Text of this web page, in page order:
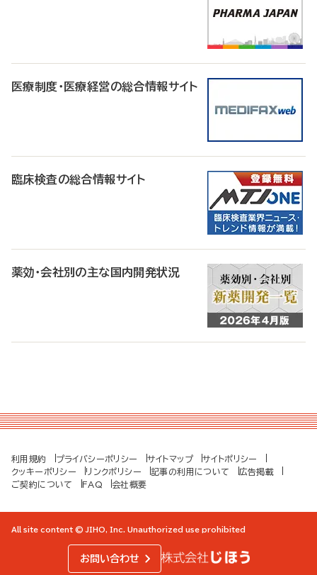
医療制度・医療経営の総合情報サイト
臨床検査の総合情報サイト
薬効・会社別の主な国内開発状況
利用規約 プライバシーポリシー サイトマップ
サイトポリシー
クッキーポリシー
リンクポリシー 記事の利用について
広告掲載
ご契約について
FAQ 会社概要
All site content © JIHO, Inc. Unauthorized use prohibited
お問い合わせ